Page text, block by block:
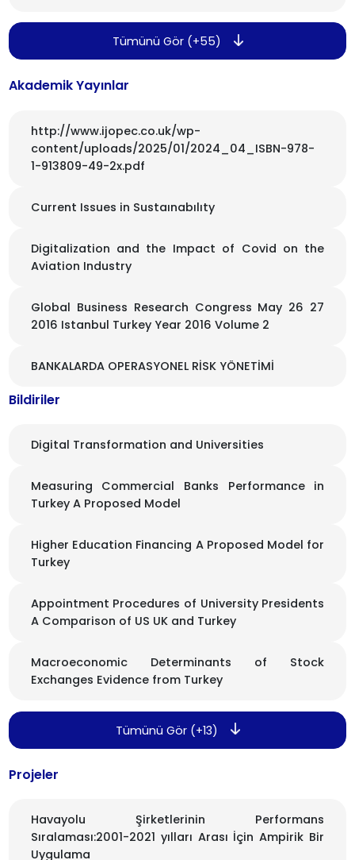
Tümünü Gör (+55)
Akademik Yayınlar
http://www.ijopec.co.uk/wp-
content/uploads/2025/01/2024_04_ISBN-978-
1-913809-49-2x.pdf
Current Issues in Sustaınabılıty
Digitalization and the Impact of Covid on the
Aviation Industry
Global Business Research Congress May 26 27
2016 Istanbul Turkey Year 2016 Volume 2
BANKALARDA OPERASYONEL RİSK YÖNETİMİ
Bildiriler
Digital Transformation and Universities
Measuring Commercial Banks Performance in
Turkey A Proposed Model
Higher Education Financing A Proposed Model for
Turkey
Appointment Procedures of University Presidents
A Comparison of US UK and Turkey
Macroeconomic Determinants of Stock
Exchanges Evidence from Turkey
Tümünü Gör (+13)
Projeler
Havayolu Şirketlerinin Performans
Sıralaması:2001-2021 yılları Arası İçin Ampirik Bir
Uygulama